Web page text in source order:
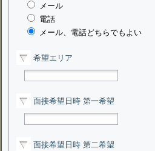
メール
電話
メール、電話どちらでもよい
希望エリア
面接希望日時 第一希望
面接希望日時 第二希望